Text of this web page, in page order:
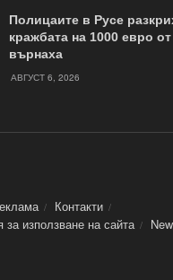
Полицаите в Русе
кражбата на 1000 евро
върнаха
АВГУСТ 6, 2026
Контакти
използване на сайта